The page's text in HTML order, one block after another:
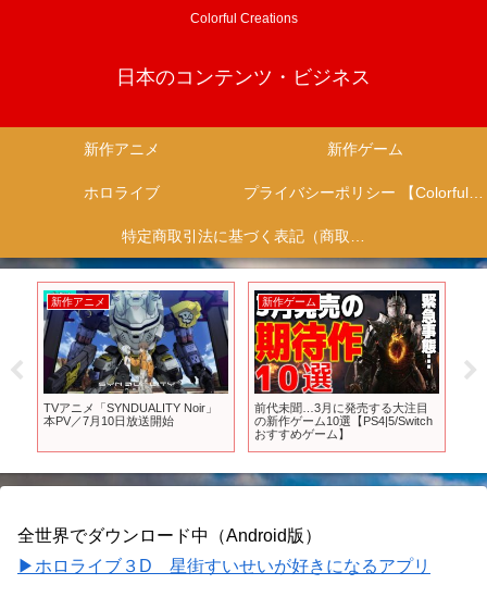
Colorful Creations
日本のコンテンツ・ビジネス
新作アニメ 新作ゲーム
ホロライブ プライバシーポリシー 【Colorful Creation】
特定商取引法に基づく表記（商取引に関する開示）
新作アニメ
TVアニメ「SYNDUALITY Noir」
本PV／7月10日放送開始
新作ゲーム
前代未聞…3月に発売する大注目
の新作ゲーム10選【PS4|5/Switch
おすすめゲーム】
全世界でダウンロード中（Android版）
▶ホロライブ３D 星街すいせいが好きになるアプリ